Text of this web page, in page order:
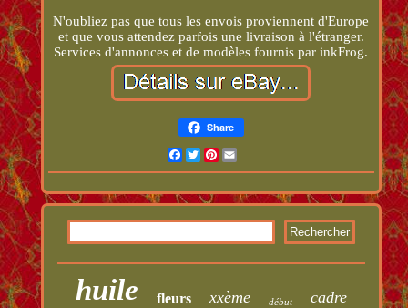
N'oubliez pas que tous les envois proviennent d'Europe
et que vous attendez parfois une livraison à l'étranger.
Services d'annonces et de modèles fournis par inkFrog.
Share
Facebook
TwitterPinterest
huile fleurs xxème début cadre